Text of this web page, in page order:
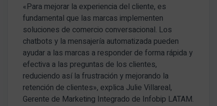
«Para mejorar la experiencia del cliente, es
fundamental que las marcas implementen
soluciones de comercio conversacional. Los
chatbots y la mensajería automatizada pueden
ayudar a las marcas a responder de forma rápida y
efectiva a las preguntas de los clientes,
reduciendo así la frustración y mejorando la
retención de clientes», explica Julie Villareal,
Gerente de Marketing Integrado de Infobip LATAM.